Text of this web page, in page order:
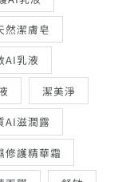
然潔膚皂
AI乳液
潔美淨
AI滋潤露
修護精華霜